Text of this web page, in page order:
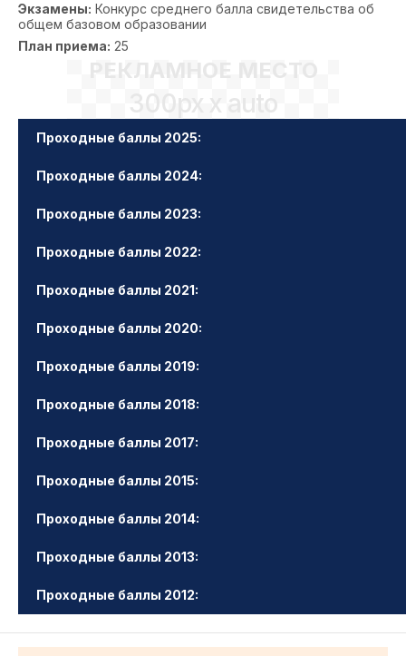
Экзамены: Конкурс среднего балла свидетельства об
общем базовом образовании
План приема: 25
РЕКЛАМНОЕ МЕСТО
300px x auto
Проходные баллы 2025:
Проходные баллы 2024:
Проходные баллы 2023:
Проходные баллы 2022:
Проходные баллы 2021:
Проходные баллы 2020:
Проходные баллы 2019:
Проходные баллы 2018:
Проходные баллы 2017:
Проходные баллы 2015:
Проходные баллы 2014:
Проходные баллы 2013:
Проходные баллы 2012: